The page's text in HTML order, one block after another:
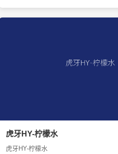
虎牙HY-柠檬水
虎牙HY-柠檬水